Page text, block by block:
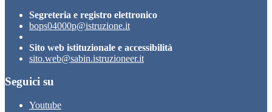
Segreteria e registro elettronico
bops04000p@istruzione.it
Sito web istituzionale e accessibilità
sito.web@sabin.istruzioneer.it
Seguici su
Youtube